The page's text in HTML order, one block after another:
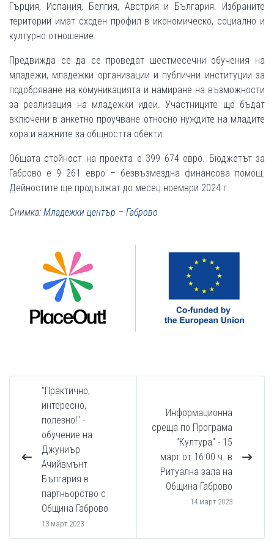
Гърция, Испания, Белгия, Австрия и България. Избраните
територии имат сходен профил в икономическо, социално и
културно отношение.
Предвижда се да се проведат шестмесечни обучения на
младежи, младежки организации и публични институции за
подобряване на комуникацията и намиране на възможности
за реализация на младежки идеи. Участниците ще бъдат
включени в анкетно проучване относно нуждите на младите
хора и важните за общността обекти.
Общата стойност на проекта е 399 674 евро. Бюджетът за
Габрово e 9 261 евро – безвъзмездна финансова помощ.
Дейностите ще продължат до месец ноември 2024 г.
Снимка: Младежки център – Габрово
"Практично,
интересно,
полезно!" -
обучение на
Джуниър
Ачийвмънт
България в
партньорство с
Община Габрово
13 март 2023
Информационна
среща по Програма
"Култура" - 15
март от 16:00 ч. в
Ритуална зала на
Община Габрово
14 март 2023